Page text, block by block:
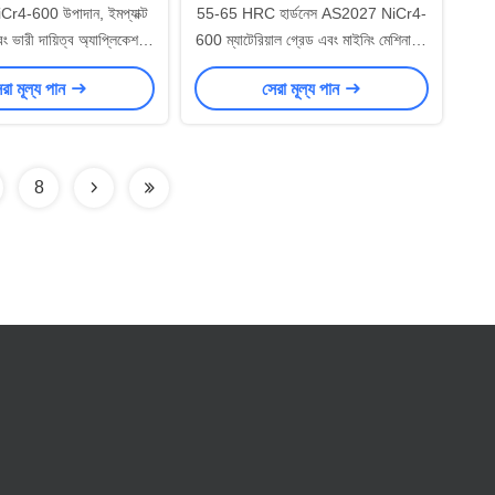
600 উপাদান, ইমপ্যাক্ট
দায়িত্ব অ্যাপ্লিকেশন
≥55 HRC সঙ্গে কাস্টম
প্রতিরোধী castings
মূল্য পান
55-65 HRC হার্ডনেস AS2027 NiCr4-
600 ম্যাটেরিয়াল গ্রেড এবং মাইনিং মেশিনারির
জন্য CT13 সাইজ সহনশীলতা সহ প্রতিরোধী
কাস্টিং পরিধান করুন
সেরা মূল্য পান
8